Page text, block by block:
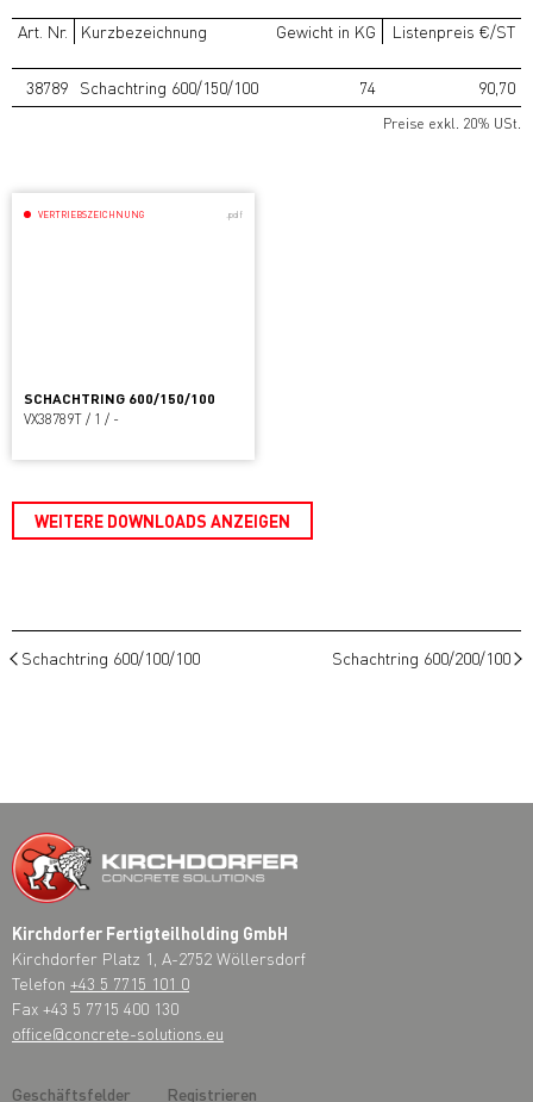
Art. Nr. Kurzbezeichnung Gewicht in KG Listenpreis €/ST
38789 Schachtring 600/150/100 74 90,70
Preise exkl. 20% USt.
VERTRIEBSZEICHNUNG .pdf
SCHACHTRING 600/150/100
VX38789T / 1 / -
WEITERE DOWNLOADS ANZEIGEN
Schachtring 600/100/100 Schachtring 600/200/100
Kirchdorfer Fertigteilholding GmbH
Kirchdorfer Platz 1, A-2752 Wöllersdorf
Telefon +43 5 7715 101 0
Fax +43 5 7715 400 130
office@concrete-solutions.eu
Geschäftsfelder Registrieren